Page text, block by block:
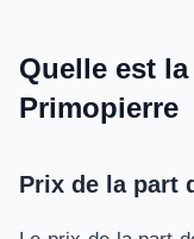
Quelle est
Primopierre
Prix de la part